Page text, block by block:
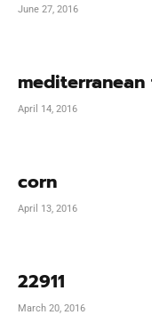
June 27, 2016
April 14, 2016
corn
April 13, 2016
22911
March 20, 2016